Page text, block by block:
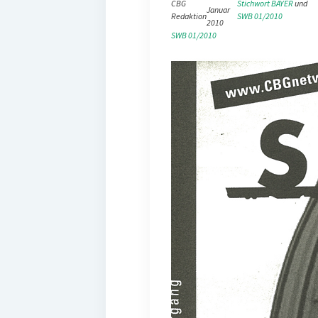
CBG
Redaktion
Januar
2010
Stichwort BAYER
und
SWB 01/2010
SWB 01/2010